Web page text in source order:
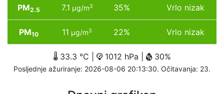
PM2.5 7.1 µg/m3 35% Vrlo nizak
PM10 11 µg/m3 22% Vrlo nizak
33.3 °C | 1012 hPa | 30%
Posljednje ažuriranje: 2026-08-06 20:13:30. Očitavanja: 23.